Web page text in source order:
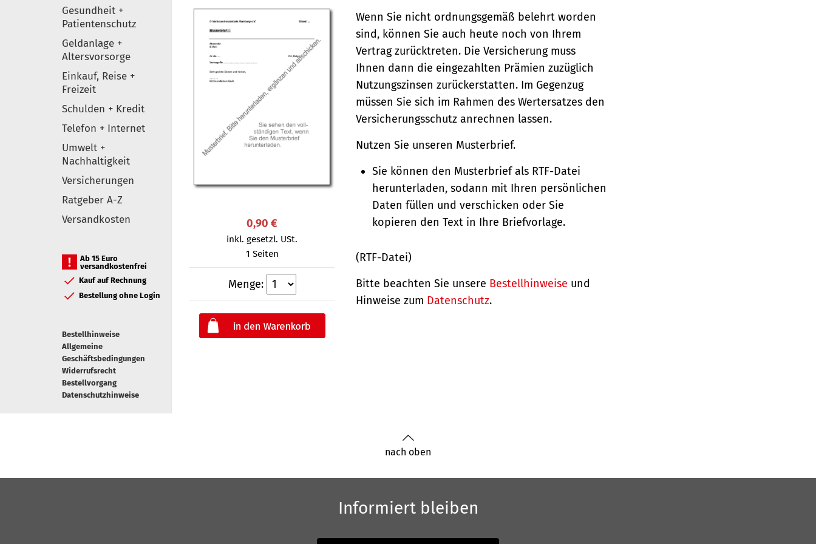
Gesundheit +
Patientenschutz
Geldanlage +
Altersvorsorge
Einkauf, Reise +
Freizeit
Schulden + Kredit
Telefon + Internet
Umwelt +
Nachhaltigkeit
Versicherungen
Ratgeber A-Z
Versandkosten
Ab 15 Euro
versandkostenfrei
Kauf auf Rechnung
Bestellung ohne Login
Bestellhinweise
Allgemeine
Geschäftsbedingungen
Widerrufsrecht
Bestellvorgang
Datenschutzhinweise
0,90 €
inkl. gesetzl. USt.
1 Seiten
Menge:
Wenn Sie nicht ordnungsgemäß belehrt worden
sind, können Sie auch heute noch von Ihrem
Vertrag zurücktreten. Die Versicherung muss
Ihnen dann die eingezahlten Prämien zuzüglich
Nutzungszinsen zurückerstatten. Im Gegenzug
müssen Sie sich im Rahmen des Wertersatzes den
Versicherungs­­schutz anrechnen lassen.
Nutzen Sie unseren Musterbrief.
Sie können den Musterbrief als RTF-Datei
herunterladen, sodann mit Ihren persönlichen
Daten füllen und verschicken oder Sie
kopieren den Text in Ihre Briefvorlage.
(RTF-Datei)
Bitte beachten Sie unsere Bestellhinweise und
Hinweise zum Datenschutz.
nach oben
Informiert bleiben